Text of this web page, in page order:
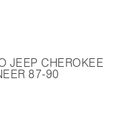
JEEP CHEROKEE
87-90